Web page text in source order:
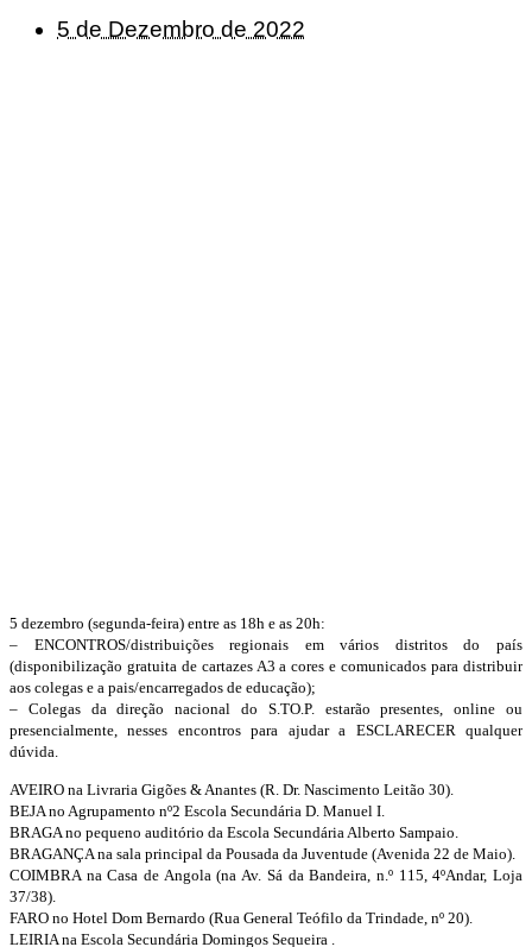
5 de Dezembro de 2022
5 dezembro (segunda-feira) entre as 18h e as 20h:
– ENCONTROS/distribuições regionais em vários distritos do país
(disponibilização gratuita de cartazes A3 a cores e comunicados para distribuir
aos colegas e a pais/encarregados de educação);
– Colegas da direção nacional do S.TO.P. estarão presentes, online ou
presencialmente, nesses encontros para ajudar a ESCLARECER qualquer
dúvida.
AVEIRO na Livraria Gigões & Anantes (R. Dr. Nascimento Leitão 30).
BEJA no Agrupamento nº2 Escola Secundária D. Manuel I.
BRAGA no pequeno auditório da Escola Secundária Alberto Sampaio.
BRAGANÇA na sala principal da Pousada da Juventude (Avenida 22 de Maio).
COIMBRA na Casa de Angola (na Av. Sá da Bandeira, n.º 115, 4ºAndar, Loja
37/38).
FARO no Hotel Dom Bernardo (Rua General Teófilo da Trindade, nº 20).
LEIRIA na Escola Secundária Domingos Sequeira .